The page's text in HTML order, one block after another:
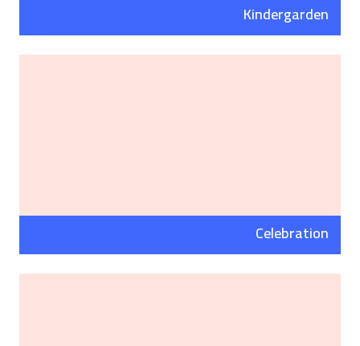
Kindergarden
Celebration